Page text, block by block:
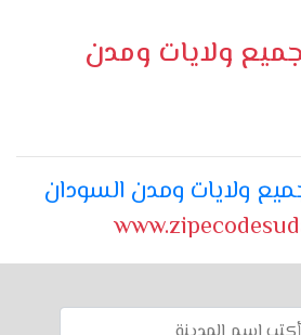
ولايات ومدن
ولايات ومدن السودان